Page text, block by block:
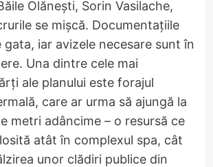
Olănești, Sorin Vasilache,
se mișcă. Documentațiile
gata, iar avizele necesare sunt în
Una dintre cele mai
ale planului este forajul
care ar urma să ajungă la
metri adâncime – o resursă ce
atât în complexul spa, cât
unor clădiri publice din